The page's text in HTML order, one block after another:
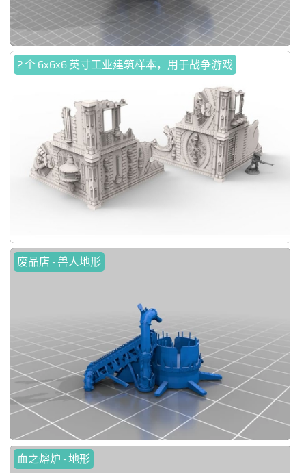
2 个 6x6x6 英寸工业建筑样本，用于战争游戏
废品店 - 兽人地形
血之熔炉 - 地形